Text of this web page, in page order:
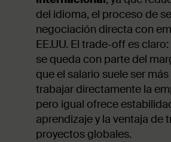
del idioma, el proceso de
negociación directa con
EE.UU. El trade-off es
se queda con parte del
que el salario suele ser
trabajar directamente la
pero igual ofrece
aprendizaje y la ventaja de
proyectos globales.